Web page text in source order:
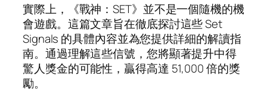
實際上，《戰神：SET》並不是一個隨機的機
會遊戲。這篇文章旨在徹底探討這些 Set
Signals 的具體內容並為您提供詳細的解讀指
南。通過理解這些信號，您將顯著提升中得
驚人獎金的可能性，贏得高達 51,000 倍的獎
勵。